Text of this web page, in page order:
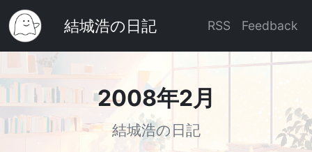
結城浩の日記 RSS Feedback
2008年2月
結城浩の日記